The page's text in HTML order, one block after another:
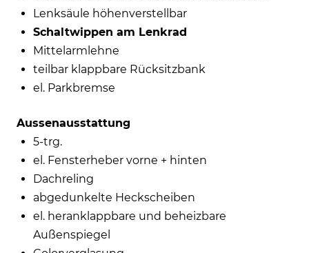
Lenksäule höhenverstellbar
Schaltwippen am Lenkrad
Mittelarmlehne
teilbar klappbare Rücksitzbank
el. Parkbremse
Aussenausstattung
5-trg.
el. Fensterheber vorne + hinten
Dachreling
abgedunkelte Heckscheiben
el. heranklappbare und beheizbare
Außenspiegel